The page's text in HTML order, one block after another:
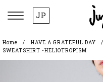
JP
Home HAVE A GRATEFUL DAY
SWEATSHIRT -HELIOTROPISM